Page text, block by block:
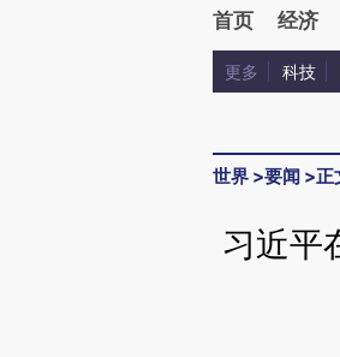
首页 经济
更多 科技
世界 >要闻 >正
习近平